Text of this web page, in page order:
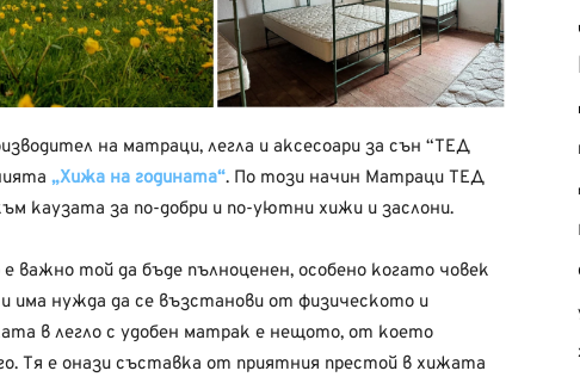
на матраци, легла и аксесоари за сън “ТЕД
„Хижа на годината“. По този начин Матраци ТЕД
каузата за по-добри и по-уютни хижи и заслони.
важно той да бъде пълноценен, особено когато човек
има нужда да се възстанови от физическото и
в легло с удобен матрак е нещото, от което
Тя е онази съставка от приятния престой в хижата